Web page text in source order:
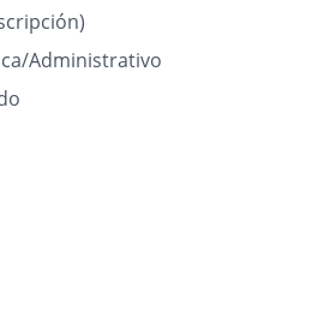
Administrativo